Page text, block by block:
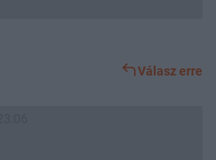
Válasz erre